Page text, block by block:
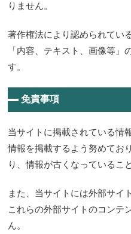
りません。
著作権法により認められてい
「内容、テキスト、画像等」
す。
免責事項
当サイトに掲載されている情
情報を掲載するよう努めてお
り、情報が古くなっているこ
また、当サイトには外部サイ
これらの外部サイトのコンテ
ん。